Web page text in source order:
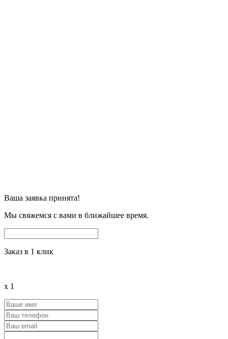
Ваша заявка принята!
Мы свяжемся с вами в ближайшее время.
Заказ в 1 клик
x 1